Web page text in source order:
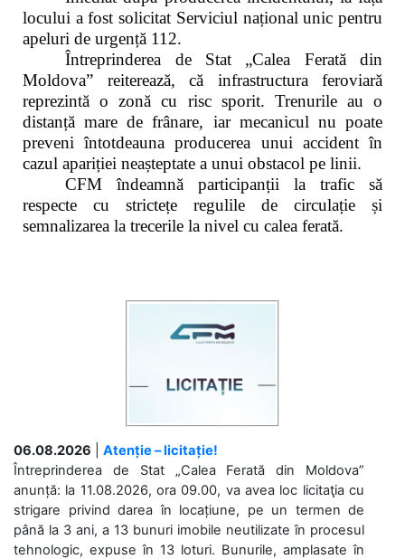
locului a fost solicitat Serviciul național unic pentru
apeluri de urgență 112.
Întreprinderea de Stat „Calea Ferată din
Moldova” reiterează, că infrastructura feroviară
reprezintă o zonă cu risc sporit. Trenurile au o
distanță mare de frânare, iar mecanicul nu poate
preveni întotdeauna producerea unui accident în
cazul apariției neașteptate a unui obstacol pe linii.
CFM îndeamnă participanții la trafic să
respecte cu strictețe regulile de circulație și
semnalizarea la trecerile la nivel cu calea ferată.
06.08.2026
Atenție – licitație!
Întreprinderea de Stat „Calea Ferată din Moldova”
anunță: la 11.08.2026, ora 09.00, va avea loc licitaţia cu
strigare privind darea în locațiune, pe un termen de
până la 3 ani, a 13 bunuri imobile neutilizate în procesul
tehnologic, expuse în 13 loturi. Bunurile, amplasate în